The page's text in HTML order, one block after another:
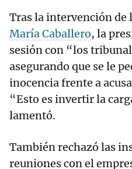
Tras la intervención de
María Caballero, la
sesión con “los
asegurando que se le
inocencia frente a
“Esto es invertir la
lamentó.
También rechazó las
reuniones con el